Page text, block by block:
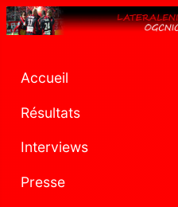
Accueil
Résultats
Interviews
Presse